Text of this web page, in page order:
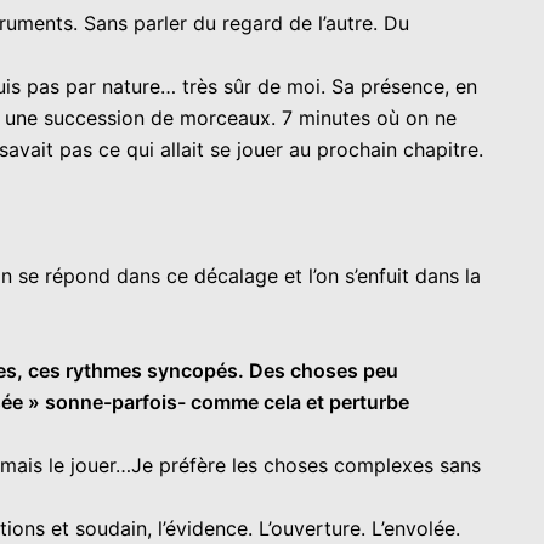
Sans parler du regard de l’autre. Du
pas par nature… très sûr de moi. Sa présence, en
succession de morceaux. 7 minutes où on ne
pas ce qui allait se jouer au prochain chapitre.
répond dans ce décalage et l’on s’enfuit dans la
ces rythmes syncopés. Des choses peu
» sonne-parfois- comme cela et perturbe
le jouer…Je préfère les choses complexes sans
et soudain, l’évidence. L’ouverture. L’envolée.